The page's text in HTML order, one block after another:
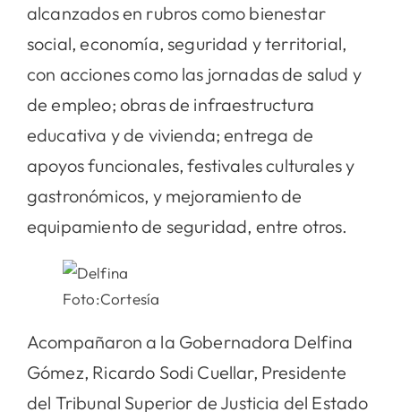
alcanzados en rubros como bienestar
social, economía, seguridad y territorial,
con acciones como las jornadas de salud y
de empleo; obras de infraestructura
educativa y de vivienda; entrega de
apoyos funcionales, festivales culturales y
gastronómicos, y mejoramiento de
equipamiento de seguridad, entre otros.
Foto:Cortesía
Acompañaron a la Gobernadora Delfina
Gómez, Ricardo Sodi Cuellar, Presidente
del Tribunal Superior de Justicia del Estado